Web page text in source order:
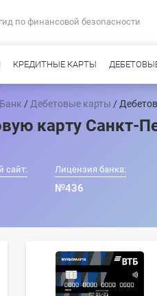
по финансовой безопасности
КРЕДИТНЫЕ КАРТЫ
/ Дебетовые карты /
карту Санкт-
сайт: Лицензия банка:
№436